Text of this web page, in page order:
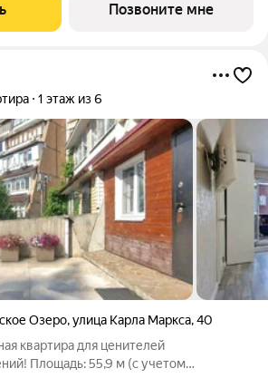
Позвоните мне
1 этаж из 6
Озеро,улица Карла Маркса,40
квартира для ценителей
Площадь: 55,9 м (с учетом